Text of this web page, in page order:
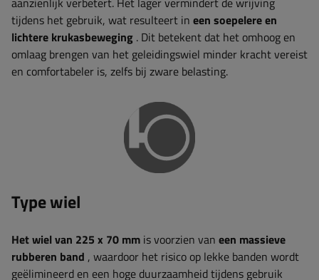
tijdens het gebruik, wat resulteert in een soepelere en
lichtere krukasbeweging . Dit betekent dat het omhoog en
omlaag brengen van het geleidingswiel minder kracht vereist
en comfortabeler is, zelfs bij zware belasting.
Type wiel
Het wiel van 225 x 70 mm is voorzien van een massieve
rubberen band , waardoor het risico op lekke banden wordt
geëlimineerd en een hoge duurzaamheid tijdens gebruik